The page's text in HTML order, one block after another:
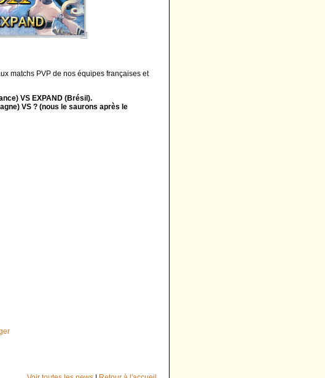
matchs PVP de nos équipes françaises et
VS EXPAND (Brésil).
VS ? (nous le saurons après le